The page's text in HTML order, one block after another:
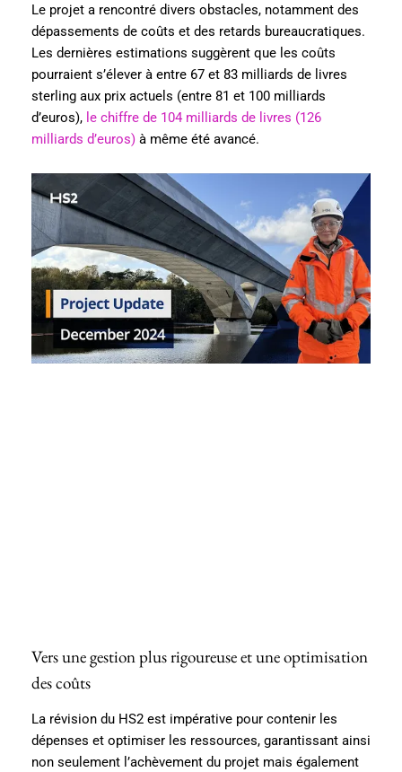
Le projet a rencontré divers obstacles, notamment des
dépassements de coûts et des retards bureaucratiques.
Les dernières estimations suggèrent que les coûts
pourraient s’élever à entre 67 et 83 milliards de livres
sterling aux prix actuels (entre 81 et 100 milliards
d’euros), le chiffre de 104 milliards de livres (126
milliards d’euros) à même été avancé.
Vers une gestion plus rigoureuse et une optimisation
des coûts
La révision du HS2 est impérative pour contenir les
dépenses et optimiser les ressources, garantissant ainsi
non seulement l’achèvement du projet mais également